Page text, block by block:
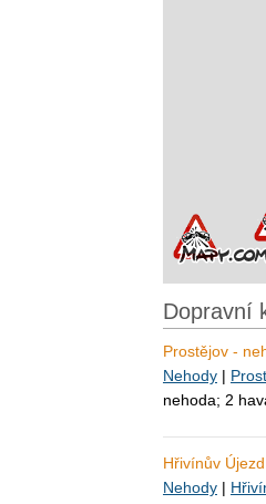
Dopravní
Prostějov -
Nehody |
nehoda; 2
Hřivínův
Nehody |